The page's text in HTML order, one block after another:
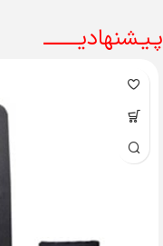
پـیـشنهادیــــــــ